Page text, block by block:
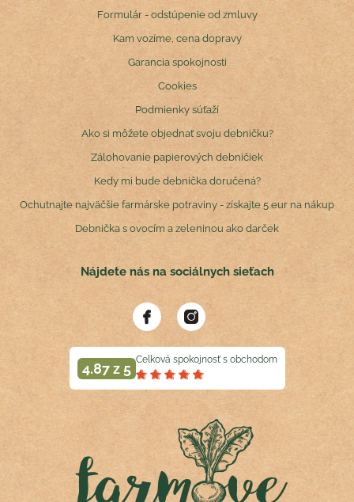
Formulár - odstúpenie od zmluvy
Kam vozíme, cena dopravy
Garancia spokojnosti
Cookies
Podmienky súťaží
Ako si môžete objednať svoju debničku?
Zálohovanie papierových debničiek
Kedy mi bude debnička doručená?
Ochutnajte najväčšie farmárske potraviny - získajte 5 eur na nákup
Debnička s ovocím a zeleninou ako darček
Nájdete nás na sociálnych sieťach
4.87 z 5
Celková spokojnosť s obchodom